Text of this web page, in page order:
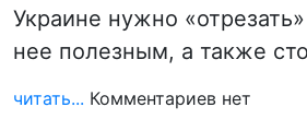
Украине нужно
нее полезным, а также
читать... Комментариев нет